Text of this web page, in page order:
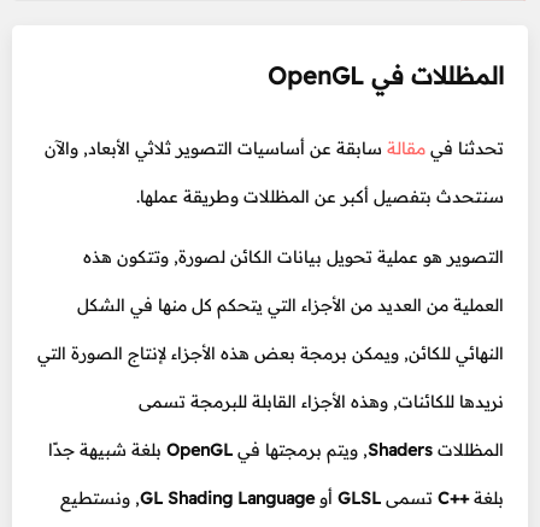
المظللات في OpenGL
تحدثنا في مقالة سابقة عن أساسيات التصوير ثلاثي الأبعاد, والآن
سنتحدث بتفصيل أكبر عن المظللات وطريقة عملها.
التصوير هو عملية تحويل بيانات الكائن لصورة, وتتكون هذه
العملية من العديد من الأجزاء التي يتحكم كل منها في الشكل
النهائي للكائن, ويمكن برمجة بعض هذه الأجزاء لإنتاج الصورة التي
نريدها للكائنات, وهذه الأجزاء القابلة للبرمجة تسمى
المظللات Shaders, ويتم برمجتها في OpenGL بلغة شبيهة جدًا
بلغة++C تسمى GLSL أوGL Shading Language, ونستطيع